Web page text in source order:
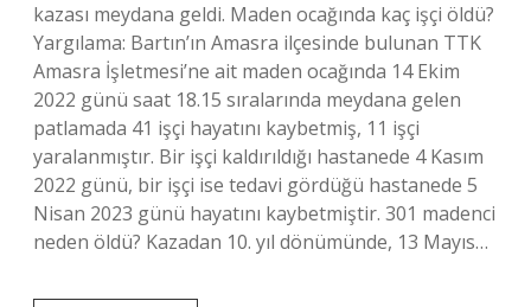
kazası meydana geldi. Maden ocağında kaç işçi öldü?
Yargılama: Bartın’ın Amasra ilçesinde bulunan TTK
Amasra İşletmesi’ne ait maden ocağında 14 Ekim
2022 günü saat 18.15 sıralarında meydana gelen
patlamada 41 işçi hayatını kaybetmiş, 11 işçi
yaralanmıştır. Bir işçi kaldırıldığı hastanede 4 Kasım
2022 günü, bir işçi ise tedavi gördüğü hastanede 5
Nisan 2023 günü hayatını kaybetmiştir. 301 madenci
neden öldü? Kazadan 10. yıl dönümünde, 13 Mayıs…